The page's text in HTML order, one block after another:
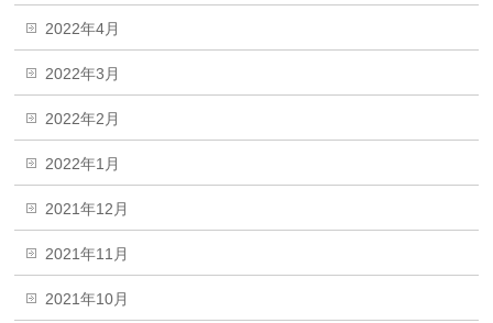
2022年4月
2022年3月
2022年2月
2022年1月
2021年12月
2021年11月
2021年10月